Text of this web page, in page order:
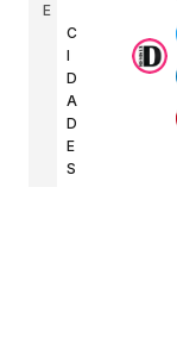
E
C
I
D
A
D
E
S